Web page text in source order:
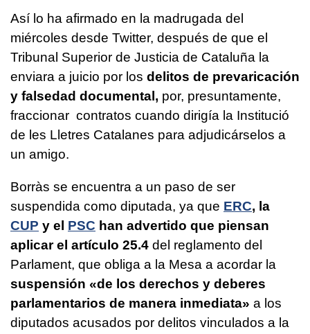
Así lo ha afirmado en la madrugada del
miércoles desde Twitter, después de que el
Tribunal Superior de Justicia de Cataluña la
enviara a juicio por los delitos de prevaricación
y falsedad documental, por, presuntamente,
fraccionar contratos cuando dirigía la Institució
de les Lletres Catalanes para adjudicárselos a
un amigo.
Borràs se encuentra a un paso de ser
suspendida como diputada, ya que ERC, la
CUP y el PSC han advertido que piensan
aplicar el artículo 25.4 del reglamento del
Parlament, que obliga a la Mesa a acordar la
suspensión «de los derechos y deberes
parlamentarios de manera inmediata» a los
diputados acusados por delitos vinculados a la